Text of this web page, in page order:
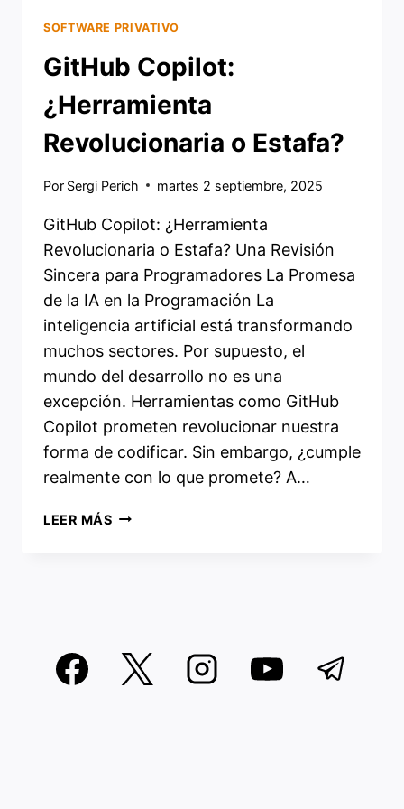
SOFTWARE PRIVATIVO
GitHub Copilot:
¿Herramienta
Revolucionaria o Estafa?
Por Sergi Perich martes 2 septiembre, 2025
GitHub Copilot: ¿Herramienta
Revolucionaria o Estafa? Una Revisión
Sincera para Programadores La Promesa
de la IA en la Programación La
inteligencia artificial está transformando
muchos sectores. Por supuesto, el
mundo del desarrollo no es una
excepción. Herramientas como GitHub
Copilot prometen revolucionar nuestra
forma de codificar. Sin embargo, ¿cumple
realmente con lo que promete? A…
LEER MÁSGITHUB